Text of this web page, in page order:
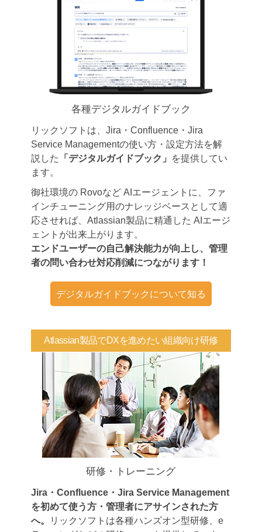
各種デジタルガイドブック
リックソフトは、Jira・Confluence・Jira
Service Managementの使い方・設定方法を解
説した
「デジタルガイドブック」 を提供してい
ます。
御社環境の Rovoなど AIエージェントに、ファ
インチューニング用のナレッジベースとして適
応させれば、Atlassian製品に精通した AIエージ
ェントが出来上がります。
エンドユーザーの自己解決能力が向上し、管理
者の問い合わせ対応削減につながります！
デジタルガイドブックについて知る
Atlassian製品でDXを進めたい組織向け研修
研修・トレーニング
Jira・Confluence・Jira Service Management
を初めて使う方・管理者にアサインされた方
へ。
リックソフトは各種ハンズオン型研修、e